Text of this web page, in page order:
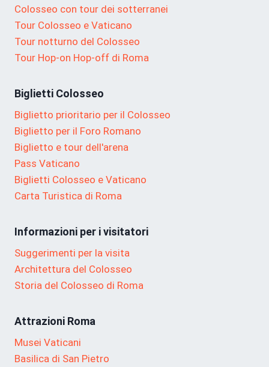
Colosseo con tour dei sotterranei
Tour Colosseo e Vaticano
Tour notturno del Colosseo
Tour Hop-on Hop-off di Roma
Biglietti Colosseo
Biglietto prioritario per il Colosseo
Biglietto per il Foro Romano
Biglietto e tour dell'arena
Pass Vaticano
Biglietti Colosseo e Vaticano
Carta Turistica di Roma
Informazioni per i visitatori
Suggerimenti per la visita
Architettura del Colosseo
Storia del Colosseo di Roma
Attrazioni Roma
Musei Vaticani
Basilica di San Pietro